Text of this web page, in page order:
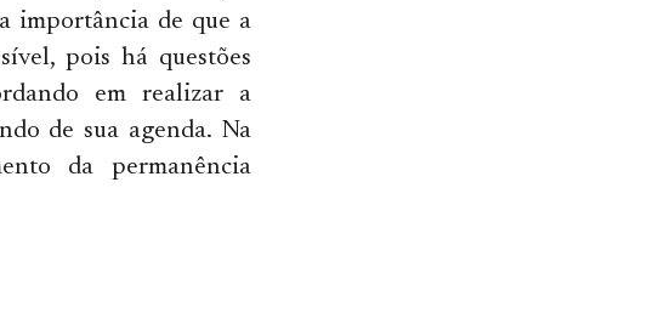
importância de que a
pois há questões
em realizar a
de sua agenda. Na
da permanência